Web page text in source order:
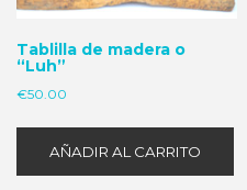
Tablilla de madera o
“Luh”
€50.00
AÑADIR AL CARRITO